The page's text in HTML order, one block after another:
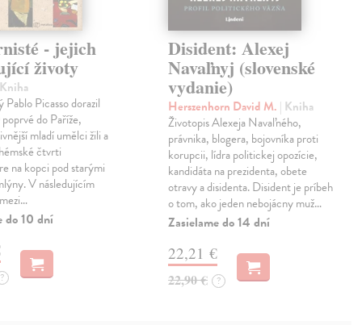
- jejich
životy
Pablo Picasso dorazil
do Paříže,
mladí umělci žili a
čtvrti
na kopci pod starými
V následujícím
do 10 dní
?
Disident: Alexej
Navaľnyj (slovenské
vydanie)
Herszenhorn David M. | Kniha
Životopis Alexeja Navaľného,
právnika, blogera, bojovníka proti
korupcii, lídra politickej opozície,
kandidáta na prezidenta, obete
otravy a disidenta. Disident je príbeh
o tom, ako jeden nebojácny muž…
Zasielame do 14 dní
22,21 €
22,90 € ?